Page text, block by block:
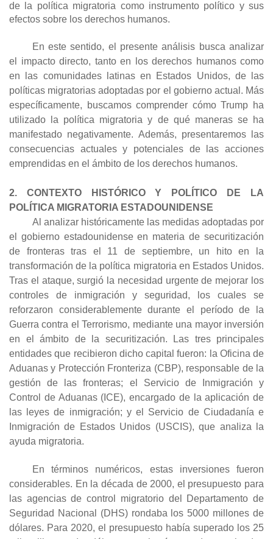
de la política migratoria como instrumento político y sus
efectos sobre los derechos humanos.
En este sentido, el presente análisis busca analizar
el impacto directo, tanto en los derechos humanos como
en las comunidades latinas en Estados Unidos, de las
políticas migratorias adoptadas por el gobierno actual. Más
específicamente, buscamos comprender cómo Trump ha
utilizado la política migratoria y de qué maneras se ha
manifestado negativamente. Además, presentaremos las
consecuencias actuales y potenciales de las acciones
emprendidas en el ámbito de los derechos humanos.
2. CONTEXTO HISTÓRICO Y POLÍTICO DE LA
POLÍTICA MIGRATORIA ESTADOUNIDENSE
Al analizar históricamente las medidas adoptadas por
el gobierno estadounidense en materia de securitización
de fronteras tras el 11 de septiembre, un hito en la
transformación de la política migratoria en Estados Unidos.
Tras el ataque, surgió la necesidad urgente de mejorar los
controles de inmigración y seguridad, los cuales se
reforzaron considerablemente durante el período de la
Guerra contra el Terrorismo, mediante una mayor inversión
en el ámbito de la securitización. Las tres principales
entidades que recibieron dicho capital fueron: la Oficina de
Aduanas y Protección Fronteriza (CBP), responsable de la
gestión de las fronteras; el Servicio de Inmigración y
Control de Aduanas (ICE), encargado de la aplicación de
las leyes de inmigración; y el Servicio de Ciudadanía e
Inmigración de Estados Unidos (USCIS), que analiza la
ayuda migratoria.
En términos numéricos, estas inversiones fueron
considerables. En la década de 2000, el presupuesto para
las agencias de control migratorio del Departamento de
Seguridad Nacional (DHS) rondaba los 5000 millones de
dólares. Para 2020, el presupuesto había superado los 25